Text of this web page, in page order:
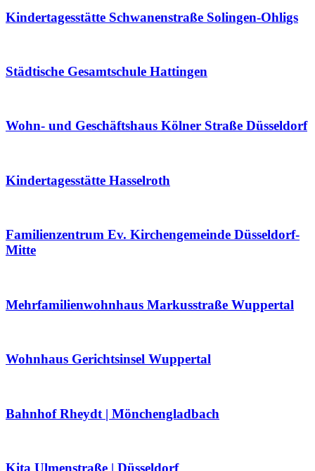
Kindertagesstätte Schwanenstraße Solingen-Ohligs
Städtische Gesamtschule Hattingen
Wohn- und Geschäftshaus Kölner Straße Düsseldorf
Kindertagesstätte Hasselroth
Familienzentrum Ev. Kirchengemeinde Düsseldorf-
Mitte
Mehrfamilienwohnhaus Markusstraße Wuppertal
Wohnhaus Gerichtsinsel Wuppertal
Bahnhof Rheydt | Mönchengladbach
Kita Ulmenstraße | Düsseldorf